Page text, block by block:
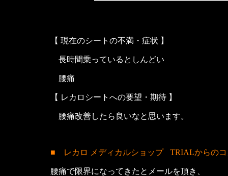
【 現在のシートの不満・症状 】
長時間乗っているとしんどい
腰痛
【 レカロシートへの要望・期待 】
腰痛改善したら良いなと思います。
■ レカロ メディカルショップ TRIALからの
腰痛で限界になってきたとメールを頂き、